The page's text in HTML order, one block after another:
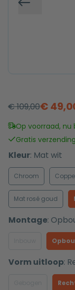
Vorige
€109,00
Oorspronkelijke
prijs
was:
€ 109,00.
€
Huidige
prijs
is:
€ 49,00.
Op voorraad, nu
Gratis
Kleur: Mat wit
Chroom
Mat rosé goud
Montage:
Vorm uitloop: